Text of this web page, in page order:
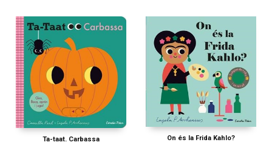
Ta-taat. Carbassa
On és la Frida Kahlo?